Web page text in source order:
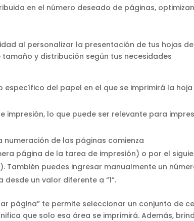
en el número deseado de páginas,
al personalizar la presentación de tus hojas de
y distribución según tus necesidades
específico del papel en el que se imprimirá la
impresión, lo que puede ser relevante para
numeración de las páginas comienza
página de la tarea de impresión) o por el
También puedes ingresar manualmente un
un valor diferente a “1”.
página” te permite seleccionar un conjunto de
que solo esa área se imprimirá. Además,